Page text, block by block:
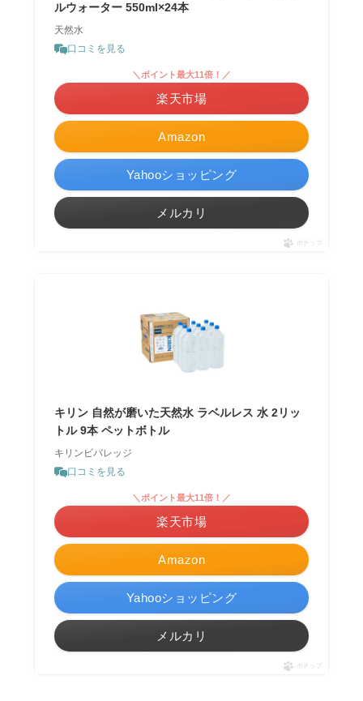
ルウォーター 550ml×24本
天然水
口コミを見る
Amazon
＼ポイント最大11倍！／
楽天市場
Yahooショッピング
メルカリ
ポチップ
キリン 自然が磨いた天然水 ラベルレス 水 2リッ
トル 9本 ペットボトル
キリンビバレッジ
口コミを見る
Amazon
＼ポイント最大11倍！／
楽天市場
Yahooショッピング
メルカリ
ポチップ